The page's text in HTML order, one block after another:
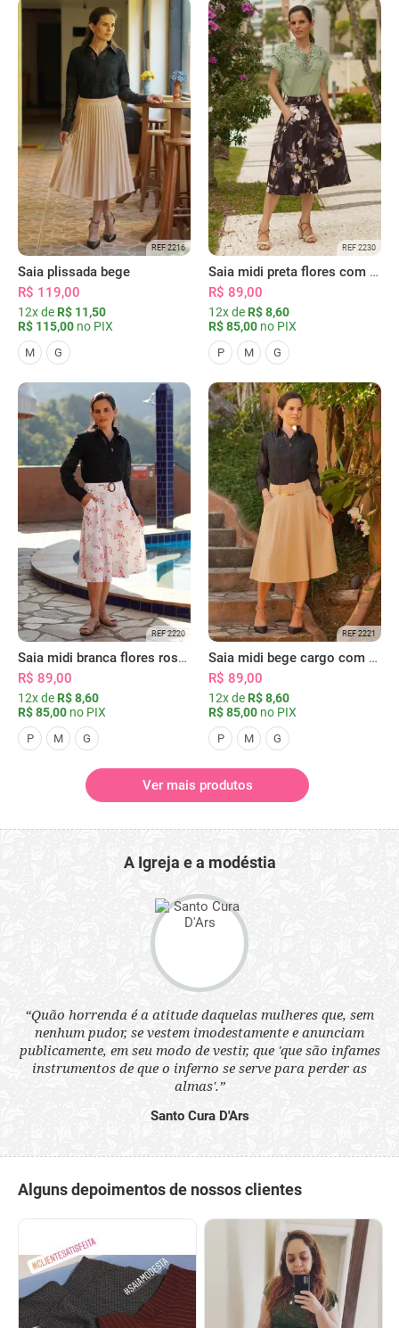
REF 2216
Saia plissada bege
R$ 119,00
12x de R$ 11,50
R$ 115,00 no PIX
M G
REF 2230
Saia midi preta flores com bolsos
R$ 89,00
12x de R$ 8,60
R$ 85,00 no PIX
P M G
REF 2220
Saia midi branca flores rosas com bolsos
R$ 89,00
12x de R$ 8,60
R$ 85,00 no PIX
P M G
REF 2221
Saia midi bege cargo com bolsos
R$ 89,00
12x de R$ 8,60
R$ 85,00 no PIX
P M G
Ver mais produtos
A Igreja e a modéstia
“Quão horrenda é a atitude daquelas mulheres que, sem
nenhum pudor, se vestem imodestamente e anunciam
publicamente, em seu modo de vestir, que 'que são infames
instrumentos de que o inferno se serve para perder as
almas'.”
Santo Cura D'Ars
Alguns depoimentos de nossos clientes